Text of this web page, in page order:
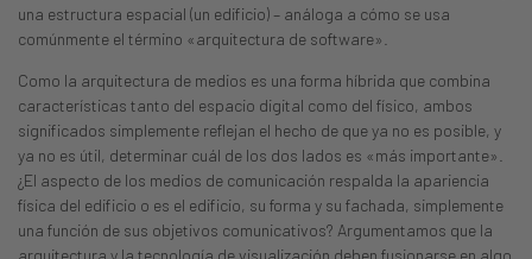
una estructura espacial (un edificio) – análoga a cómo se usa
comúnmente el término «arquitectura de software».
Como la arquitectura de medios es una forma híbrida que combina
características tanto del espacio digital como del físico, ambos
significados simplemente reflejan el hecho de que ya no es posible, y
ya no es útil, determinar cuál de los dos lados es «más importante».
¿El aspecto de los medios de comunicación respalda la apariencia
física del edificio o es el edificio, su forma y su fachada, simplemente
una función de sus objetivos comunicativos? Argumentamos que la
arquitectura y la tecnología de visualización deben fusionarse en algo